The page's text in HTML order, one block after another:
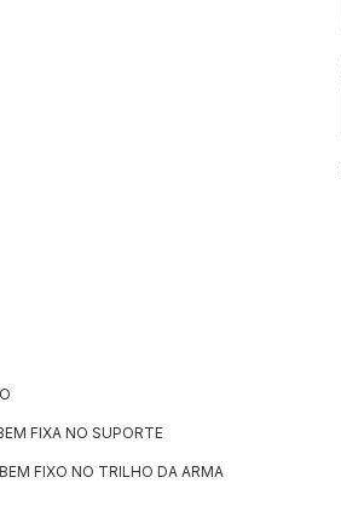
FIXA NO SUPORTE
FIXO NO TRILHO DA ARMA